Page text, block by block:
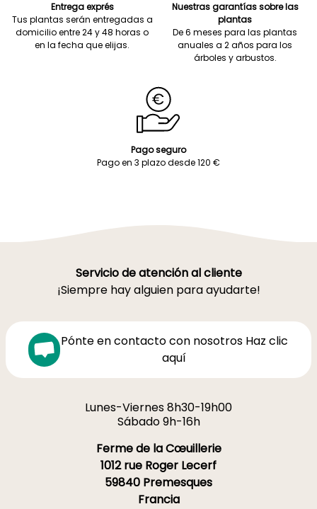
Entrega exprés
Tus plantas serán entregadas a
domicilio entre 24 y 48 horas o
en la fecha que elijas.
Nuestras garantías sobre las
plantas
De 6 meses para las plantas
anuales a 2 años para los
árboles y arbustos.
Pago seguro
Pago en 3 plazo desde 120 €
Servicio de atención al cliente
¡Siempre hay alguien para ayudarte!
Pónte en contacto con nosotros Haz clic
aquí
Lunes-Viernes 8h30-19h00
Sábado 9h-16h
Ferme de la Cœuillerie
1012 rue Roger Lecerf
59840 Premesques
Francia